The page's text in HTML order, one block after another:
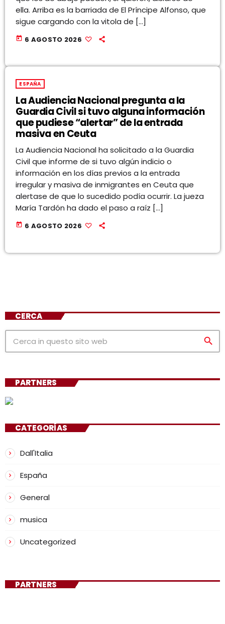
ella. Arriba es la barriada de El Príncipe Alfonso, que
sigue cargando con la vitola de […]
today 6 AGOSTO 2026
ESPAÑA
La Audiencia Nacional pregunta a la
Guardia Civil si tuvo alguna información
que pudiese “alertar” de la entrada
masiva en Ceuta
La Audiencia Nacional ha solicitado a la Guardia
Civil que informe de si tuvo algún indicio o
información en los días previos a la entrada
irregular y masiva de inmigrantes en Ceuta que
alertase de que lo sucedido podía ocurrir. La jueza
María Tardón ha dado el paso a raíz […]
today 6 AGOSTO 2026
CERCA
search
PARTNERS
CATEGORÍAS
Dall'Italia
España
General
musica
Uncategorized
PARTNERS